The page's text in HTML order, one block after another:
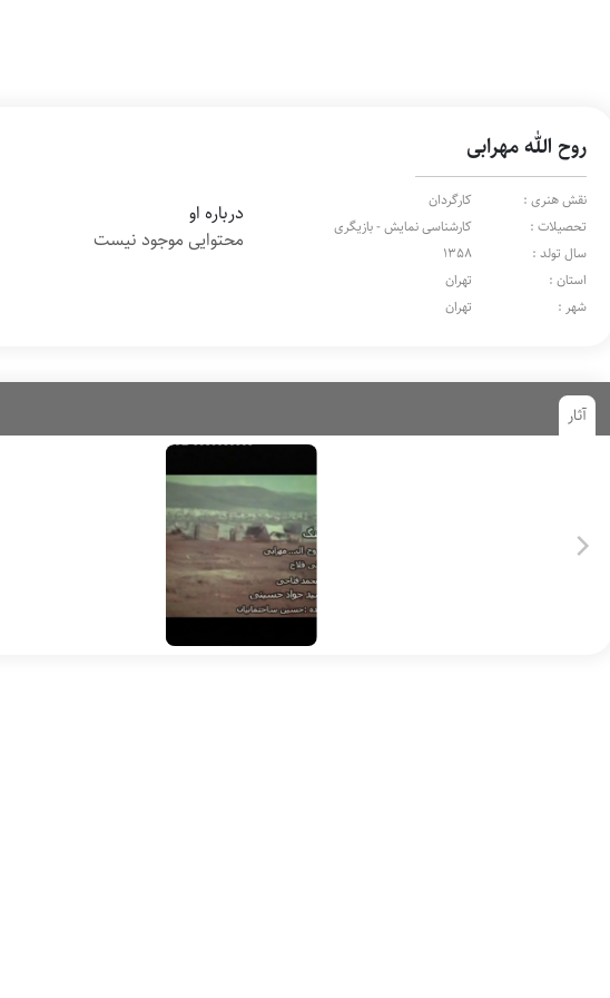
روح الله مهرابی
نقش هنری :
کارگردان
تحصیلات :
کارشناسی نمایش - بازیگری
سال تولد :
1358
استان :
تهران
شهر :
تهران
درباره او
محتوایی موجود نیست
آثار